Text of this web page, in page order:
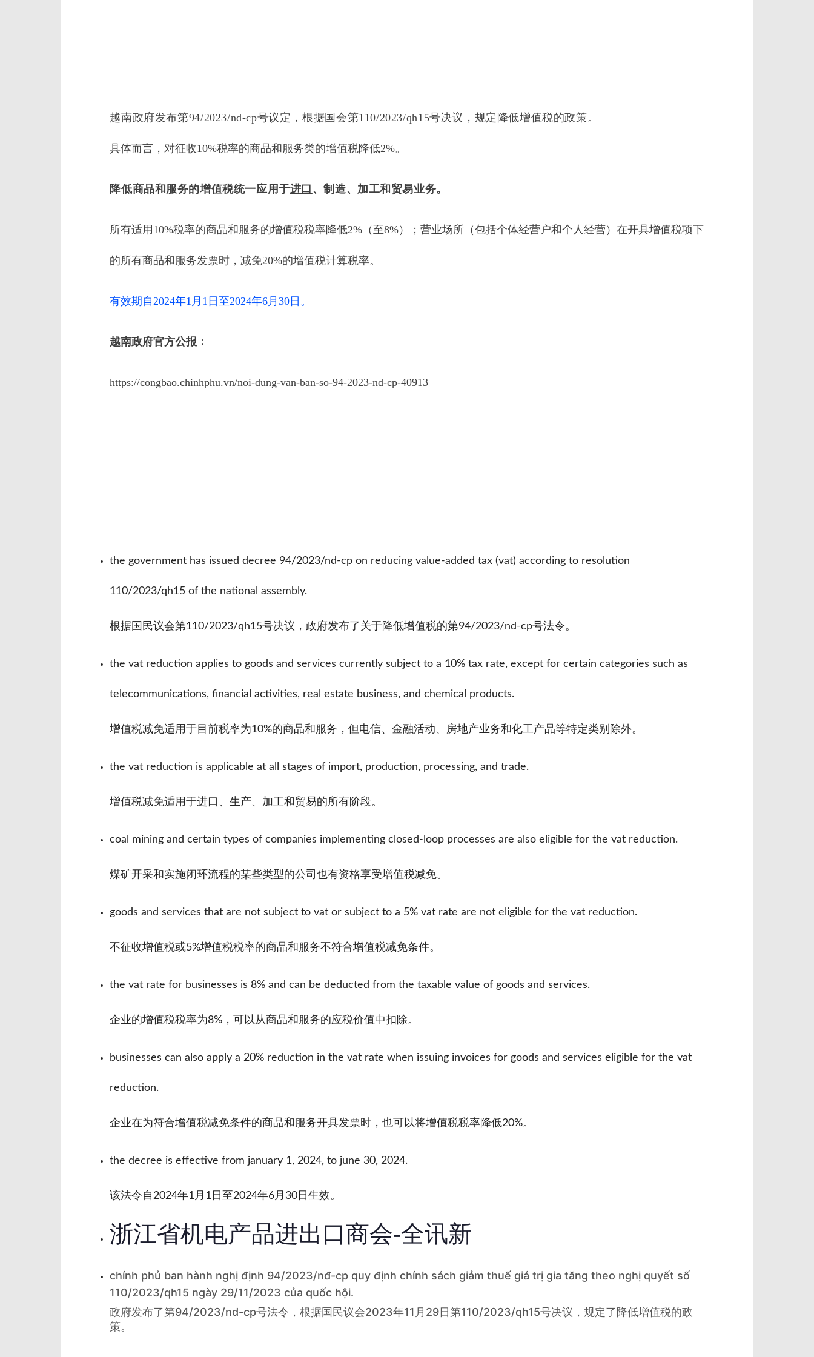
越南政府发布第94/2023/nd-cp号议定，根据国会第110/2023/qh15号决议，规定降低增值税的政策。
具体而言，对征收10%税率的商品和服务类的增值税降低2%。
降低商品和服务的增值税统一应用于进口 、制造、加工和贸易业务。
所有适用10%税率的商品和服务的增值税税率降低2%（至8%）；营业场所（包括个体经营户和个人经营）在开具增值税项下
的所有商品和服务发票时，减免20%的增值税计算税率。
有效期自2024年1月1日至2024年6月30日。
越南政府官方公报：
https://congbao.chinhphu.vn/noi-dung-van-ban-so-94-2023-nd-cp-40913
the government has issued decree 94/2023/nd-cp on reducing value-added tax (vat) according to resolution
110/2023/qh15 of the national assembly.
根据国民议会第110/2023/qh15号决议，政府发布了关于降低增值税的第94/2023/nd-cp号法令。
the vat reduction applies to goods and services currently subject to a 10% tax rate, except for certain categories such as
telecommunications, financial activities, real estate business, and chemical products.
增值税减免适用于目前税率为10%的商品和服务，但电信、金融活动、房地产业务和化工产品等特定类别除外。
the vat reduction is applicable at all stages of import, production, processing, and trade.
增值税减免适用于进口、生产、加工和贸易的所有阶段。
coal mining and certain types of companies implementing closed-loop processes are also eligible for the vat reduction.
煤矿开采和实施闭环流程的某些类型的公司也有资格享受增值税减免。
goods and services that are not subject to vat or subject to a 5% vat rate are not eligible for the vat reduction.
不征收增值税或5%增值税税率的商品和服务不符合增值税减免条件。
the vat rate for businesses is 8% and can be deducted from the taxable value of goods and services.
企业的增值税税率为8%，可以从商品和服务的应税价值中扣除。
businesses can also apply a 20% reduction in the vat rate when issuing invoices for goods and services eligible for the vat
reduction.
企业在为符合增值税减免条件的商品和服务开具发票时，也可以将增值税税率降低20%。
the decree is effective from january 1, 2024, to june 30, 2024.
该法令自2024年1月1日至2024年6月30日生效。
浙江省机电产品进出口商会-全讯新
chính phủ ban hành nghị định 94/2023/nđ-cp quy định chính sách giảm thuế giá trị gia tăng theo nghị quyết số
110/2023/qh15 ngày 29/11/2023 của quốc hội.
政府发布了第94/2023/nd-cp号法令，根据国民议会2023年11月29日第110/2023/qh15号决议，规定了降低增值税的政
策。